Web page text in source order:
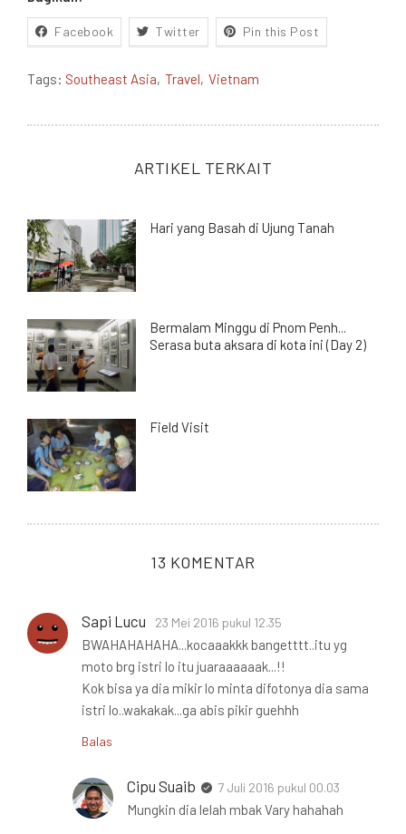
Facebook Twitter Pin this Post
Tags: Southeast Asia Travel Vietnam
ARTIKEL TERKAIT
Hari yang Basah di Ujung Tanah
Bermalam Minggu di Pnom Penh...
Serasa buta aksara di kota ini (Day 2)
Field Visit
13 KOMENTAR
Sapi Lucu 23 Mei 2016 pukul 12.35
BWAHAHAHAHA...kocaaakkk bangetttt..itu yg
moto brg istri lo itu juaraaaaaak...!!
Kok bisa ya dia mikir lo minta difotonya dia sama
istri lo..wakakak...ga abis pikir guehhh
Balas
Cipu Suaib 7 Juli 2016 pukul 00.03
Mungkin dia lelah mbak Vary hahahah